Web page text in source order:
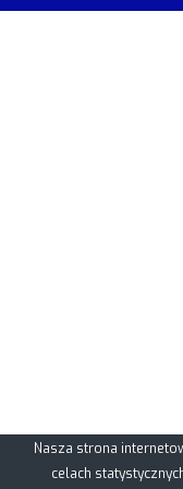
Nasza strona
celach